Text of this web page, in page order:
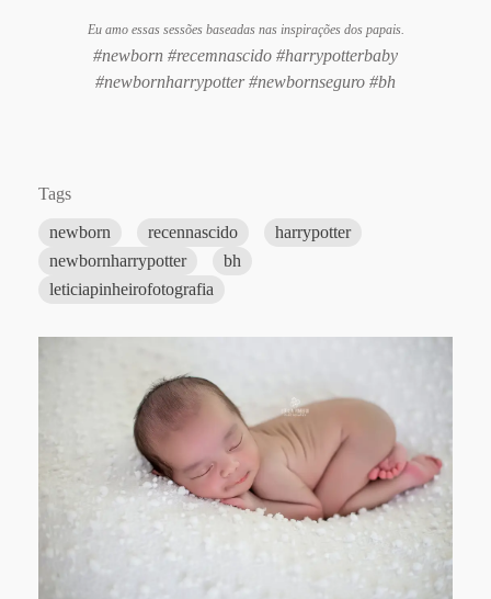
Eu amo essas sessões baseadas nas inspirações dos papais.
#newborn #recemnascido #harrypotterbaby
#newbornharrypotter #newbornseguro #bh
Tags
newborn recennascido
harrypotter
newbornharrypotter
bh
leticiapinheirofotografia